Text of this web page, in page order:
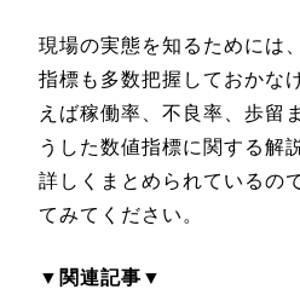
現場の実態を知るためには
指標も多数把握しておかな
えば稼働率、不良率、歩留
うした数値指標に関する解
詳しくまとめられているの
てみてください。
▼関連記事▼